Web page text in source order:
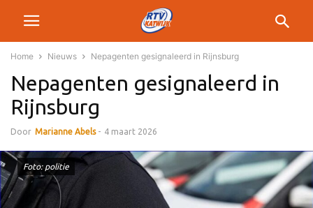
Home Nieuws Nepagenten gesignaleerd in Rijnsburg
Nepagenten gesignaleerd in
Rijnsburg
Door Marianne Abels - 4 maart 2026
Foto: politie